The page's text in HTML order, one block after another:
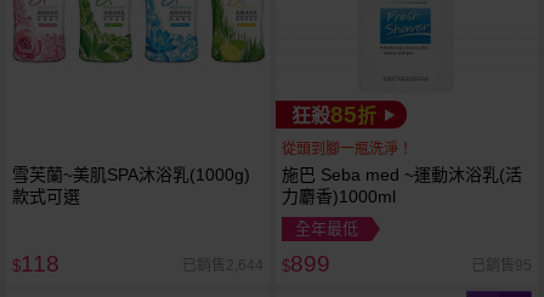
雪芙蘭~美肌SPA沐浴乳(1000g)
款式可選
$118 已銷售2,644
狂殺85折
從頭到腳一瓶洗淨！
施巴 Seba med ~運動沐浴乳(活
力麝香)1000ml
全年最低
$899 已銷售95